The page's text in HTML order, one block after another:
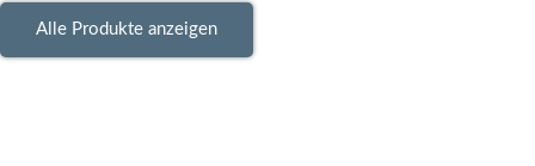
Alle Produkte anzeigen